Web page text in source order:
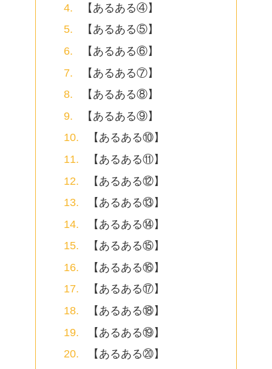
【あるある④】
【あるある⑤】
【あるある⑥】
【あるある⑦】
【あるある⑧】
【あるある⑨】
【あるある⑩】
【あるある⑪】
【あるある⑫】
【あるある⑬】
【あるある⑭】
【あるある⑮】
【あるある⑯】
【あるある⑰】
【あるある⑱】
【あるある⑲】
【あるある⑳】